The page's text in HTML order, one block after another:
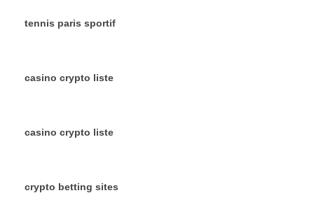
tennis paris sportif
casino crypto liste
casino crypto liste
crypto betting sites